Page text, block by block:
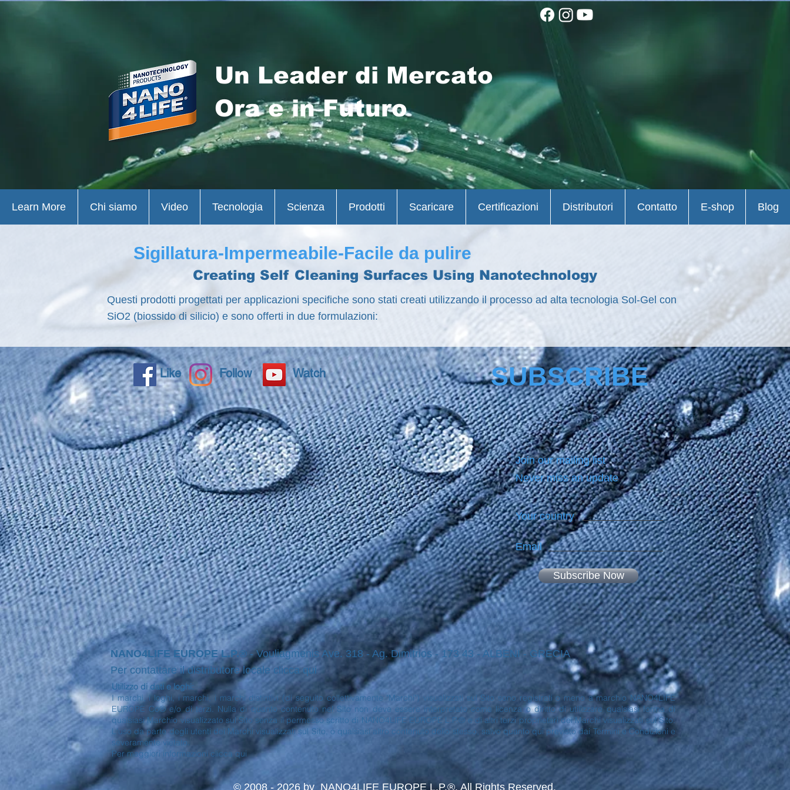
Un Leader di Mercato
Ora e in Futuro
Sigillatura-Impermeabile-Facile da pulire
Creating Self Cleaning Surfaces Using Nanotechnology
Questi prodotti progettati per applicazioni specifiche sono stati creati utilizzando il processo ad alta tecnologia Sol-Gel con
SiO2 (biossido di silicio) e sono offerti in due formulazioni:
Learn More Chi siamo Video Tecnologia Scienza Prodotti Scaricare Certificazioni Distributori Contatto E-shop Blog
Like Follow Watch SUBSCRIBE
Join our mailing list
Never miss an update
Your country
Email
Subscribe Now
NANO4LIFE EUROPE L.P.® - Vouliagmenis Ave. 318 - Ag. Dimitrios - 173 43 - ALBENI - GRECIA
Per contattare il distributore locale clicca qui
Utilizzo di dati e loghi:
I marchi, i loghi, i marchi, i marchi distintivi (di seguito collettivamente "Marchi") visualizzati sul Sito sono registrati o meno a marchio NANO4LIFE
EUROPE Co® e/o di terzi. Nulla di quanto contenuto nel Sito non deve essere interpretato come licenza o diritto di utilizzare qualsiasi forma di
qualsiasi Marchio visualizzato sul Sito senza il permesso scritto di NANO4LIFE EUROPE L.P.® e di altri terzi proprietari dei Marchi visualizzati sul Sito.
L'uso da parte degli utenti dei Marchi visualizzati sul Sito, o qualsiasi altro contenuto dello stesso, salvo quanto qui previsto dai Termini e Condizioni e
severamente vietato.
Per maggiori informazioni clicca qui
© 2008 - 2026 by NANO4LIFE EUROPE L.P.®. All Rights Reserved.